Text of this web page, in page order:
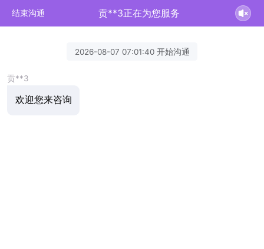
结束沟通 贡**3正在为您服务
2026-08-07 07:01:40 开始沟通
贡**3
欢迎您来咨询